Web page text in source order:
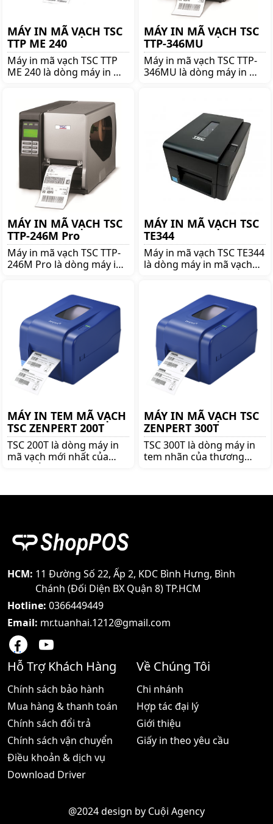
MÁY IN MÃ VẠCH TSC
TTP ME 240
Máy in mã vạch TSC TTP
ME 240 là dòng máy in mã
240 lên ngay shoppos.vn
để nhận được nhiều ưu
đãi và giá tốt!!
MÁY IN MÃ VẠCH TSC
TTP-346MU
Máy in mã vạch TSC TTP-
346MU là dòng máy in mã
shoppos.vn để nhận được
nhiều ưu đãi và giá tốt!!
MÁY IN MÃ VẠCH TSC
TTP-246M Pro
Máy in mã vạch TSC TTP-
246M Pro là dòng máy in
246M Pro lên ngay
shoppos.vn để nhận được
nhiều ưu đãi và giá tốt!!
MÁY IN MÃ VẠCH TSC
TE344
Máy in mã vạch TSC TE344
là dòng máy in mã vạch
ngay shoppos.vn để nhận
được nhiều ưu đãi và giá
tốt!!
MÁY IN TEM MÃ VẠCH
TSC ZENPERT 200T
TSC 200T là dòng máy in
mã vạch mới nhất của
MÁY IN MÃ VẠCH TSC
ZENPERT 300T
TSC 300T là dòng máy in
tem nhãn của thương
HCM: 11 Đường Số 22, Ấp 2, KDC Bình Hưng, Bình
Chánh (Đối Diện BX Quận 8) TP.HCM
Hotline: 0366449449
Email: mr.tuanhai.1212@gmail.com
Hỗ Trợ Khách Hàng
Chính sách bảo hành
Mua hàng & thanh toán
Chính sách đổi trả
Chính sách vận chuyển
Điều khoản & dịch vụ
Download Driver
Về Chúng Tôi
Chi nhánh
Hợp tác đại lý
Giới thiệu
Giấy in theo yêu cầu
@2024 design by Cuội Agency